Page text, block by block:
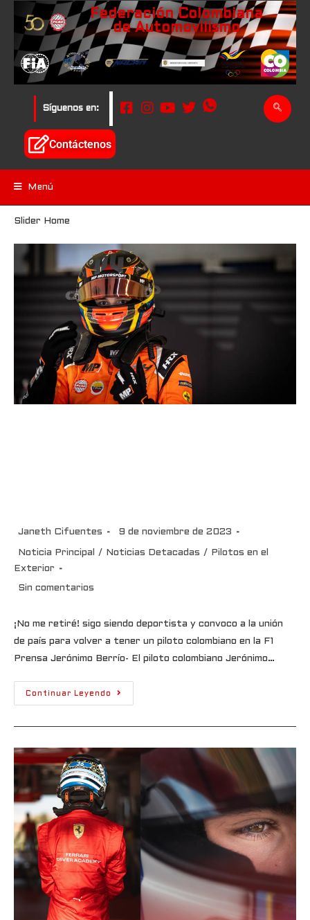
Federación Colombiana
de Automovilismo
Síguenos en:
Contáctenos
Menú
Slider Home
Janeth Cifuentes 9 de noviembre de 2023
Noticia Principal / Noticias Detacadas /
Pilotos en el
Exterior
Sin comentarios
¡No me retiré! sigo siendo deportista y convoco a la unión
de país para volver a tener un piloto colombiano en la F1
Prensa Jerónimo Berrío- El piloto colombiano Jerónimo…
Continuar Leyendo